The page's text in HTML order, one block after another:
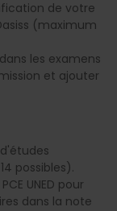
de votre
(maximum
les examens
et ajouter
possibles).
UNED pour
dans la note